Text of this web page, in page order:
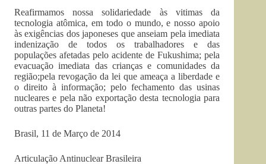
Reafirmamos nossa solidariedade às vitimas da
tecnologia atômica, em todo o mundo, e nosso apoio
às exigências dos japoneses que anseiam pela imediata
indenização de todos os trabalhadores e das
populações afetadas pelo acidente de Fukushima; pela
evacuação imediata das crianças e comunidades da
região;pela revogação da lei que ameaça a liberdade e
o direito à informação; pelo fechamento das usinas
nucleares e pela não exportação desta tecnologia para
outras partes do Planeta!
Brasil, 11 de Março de 2014
Articulação Antinuclear Brasileira